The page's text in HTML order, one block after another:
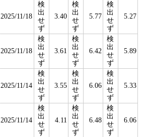
2025/11/18
検
出
せ
ず
3.40
検
出
せ
ず
5.77
検
出
せ
ず
5.27
2025/11/18
検
出
せ
ず
3.61
検
出
せ
ず
6.42
検
出
せ
ず
5.89
2025/11/14
検
出
せ
ず
3.55
検
出
せ
ず
6.06
検
出
せ
ず
5.33
2025/11/14
検
出
せ
ず
4.11
検
出
せ
ず
6.48
検
出
せ
ず
6.06